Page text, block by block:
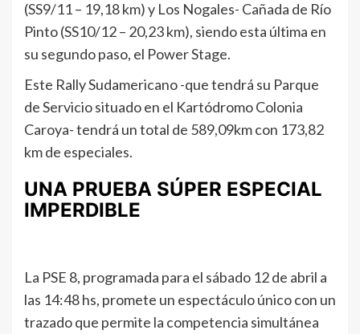
(SS9/11 – 19,18 km) y Los Nogales- Cañada de Río
Pinto (SS10/12 – 20,23 km), siendo esta última en
su segundo paso, el Power Stage.
Este Rally Sudamericano -que tendrá su Parque
de Servicio situado en el Kartódromo Colonia
Caroya- tendrá un total de 589,09km con 173,82
km de especiales.
UNA PRUEBA SÚPER ESPECIAL
IMPERDIBLE
La PSE 8, programada para el sábado 12 de abril a
las 14:48 hs, promete un espectáculo único con un
trazado que permite la competencia simultánea